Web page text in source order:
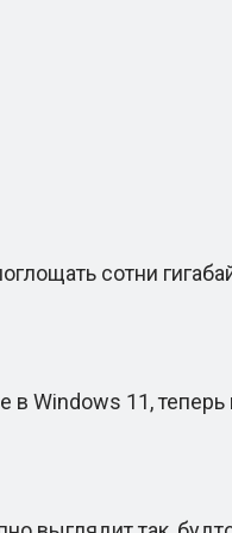
сотни
11, теперь